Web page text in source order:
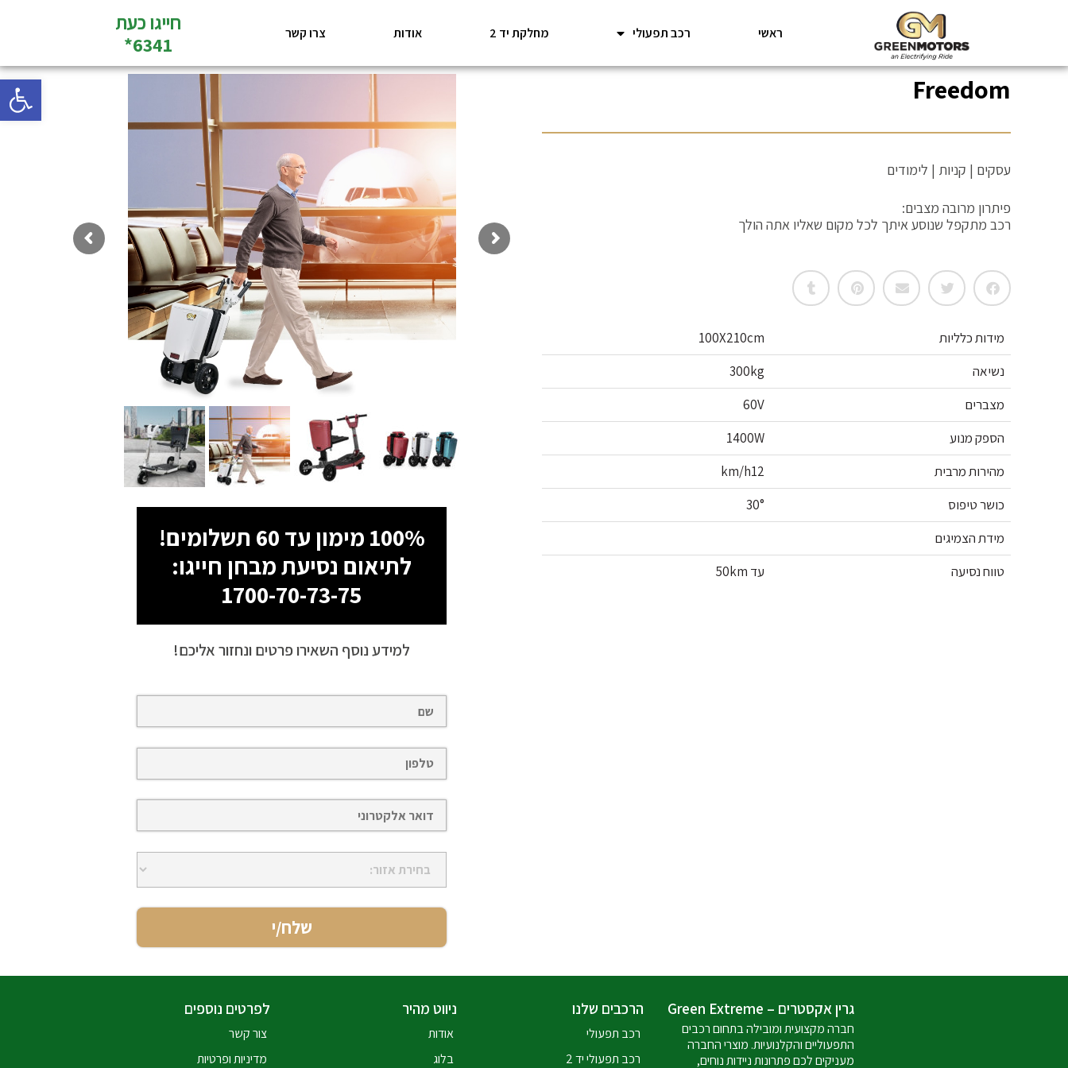
פתח
ראשי רכב תפעולי מחלקת יד 2 אודות צרו קשר
חייגו כעת
6341*
Freedom
עסקים | קניות | לימודים
פיתרון מרובה מצבים:
רכב מתקפל שנוסע איתך לכל מקום שאליו אתה הולך
מידות כלליות
100X210cm
נשיאה
300kg
מצברים
60V
הספק מנוע
1400W
מהירות מרבית
km/h12
כושר טיפוס
30°
מידת הצמיגים
טווח נסיעה
עד 50km
100% מימון עד 60 תשלומים!
לתיאום נסיעת מבחן חייגו:
1700-70-73-75
למידע נוסף השאירו פרטים ונחזור אליכם!
גרין אקסטרים – Green Extreme
חברה מקצועית ומובילה בתחום רכבים
התפעוליים והקלנועיות. מוצרי החברה
מעניקים לכם פתרונות ניידות נוחים,
הרכבים שלנו
רכב תפעולי
רכב תפעולי יד 2
ניווט מהיר
אודות
בלוג
לפרטים נוספים
צור קשר
מדיניות ופרטיות